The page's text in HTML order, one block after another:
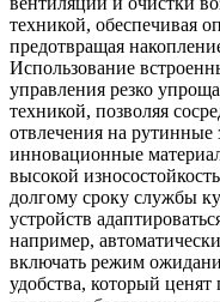
техникой, обеспечивая
предотвращая
Использование
управления резко
техникой, позволяя
отвлечения на рутинные
инновационные
высокой
долгому сроку службы
устройств
например,
включать режим
удобства, который